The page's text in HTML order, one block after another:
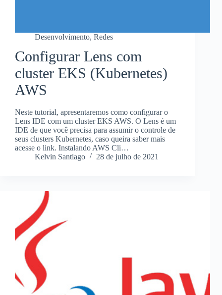
Desenvolvimento, Redes
Configurar Lens com
cluster EKS (Kubernetes)
AWS
Neste tutorial, apresentaremos como configurar o
Lens IDE com um cluster EKS AWS. O Lens é um
IDE de que você precisa para assumir o controle de
seus clusters Kubernetes, caso queira saber mais
acesse o link. Instalando AWS Cli…
Kelvin Santiago
28 de julho de 2021